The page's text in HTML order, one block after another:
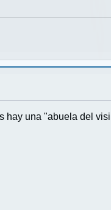
hay una "abuela del